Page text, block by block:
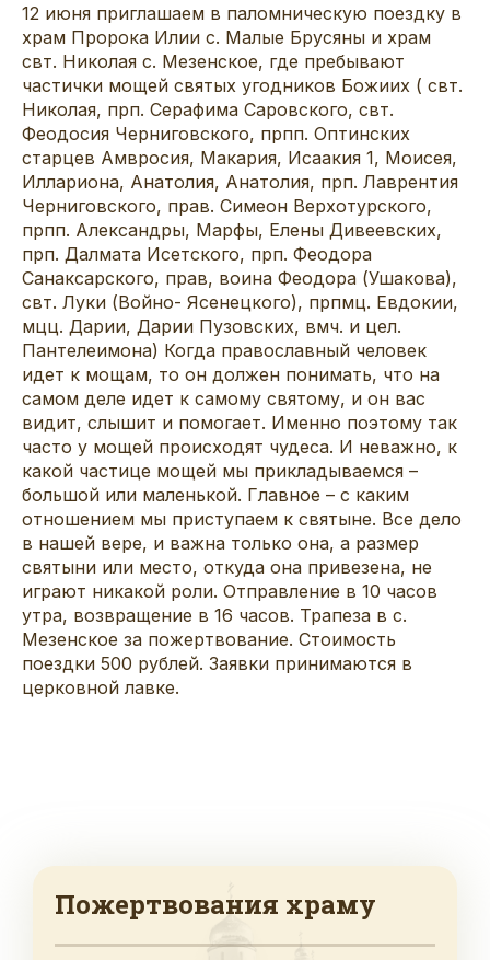
12 июня приглашаем в паломническую поездку в
храм Пророка Илии с. Малые Брусяны и храм
свт. Николая с. Мезенское, где пребывают
частички мощей святых угодников Божиих ( свт.
Николая, прп. Серафима Саровского, свт.
Феодосия Черниговского, прпп. Оптинских
старцев Амвросия, Макария, Исаакия 1, Моисея,
Иллариона, Анатолия, Анатолия, прп. Лаврентия
Черниговского, прав. Симеон Верхотурского,
прпп. Александры, Марфы, Елены Дивеевских,
прп. Далмата Исетского, прп. Феодора
Санаксарского, прав, воина Феодора (Ушакова),
свт. Луки (Войно- Ясенецкого), прпмц. Евдокии,
мцц. Дарии, Дарии Пузовских, вмч. и цел.
Пантелеимона) Когда православный человек
идет к мощам, то он должен понимать, что на
самом деле идет к самому святому, и он вас
видит, слышит и помогает. Именно поэтому так
часто у мощей происходят чудеса. И неважно, к
какой частице мощей мы прикладываемся –
большой или маленькой. Главное – с каким
отношением мы приступаем к святыне. Все дело
в нашей вере, и важна только она, а размер
святыни или место, откуда она привезена, не
играют никакой роли. Отправление в 10 часов
утра, возвращение в 16 часов. Трапеза в с.
Мезенское за пожертвование. Стоимость
поездки 500 рублей. Заявки принимаются в
церковной лавке.
Пожертвования храму